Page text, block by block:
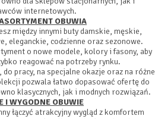
internetowych.
OBUWIA
między innymi buty damskie, męskie,
eleganckie, codzienne oraz sezonowe.
o nowe modele, kolory i fasony, aby
reagować na potrzeby rynku.
pracy, na specjalne okazje oraz na różne
pozwala łatwo dopasować ofertę do
klasycznych, jak i modnych rozwiązań.
I WYGODNE OBUWIE
łączyć atrakcyjny wygląd z komfortem